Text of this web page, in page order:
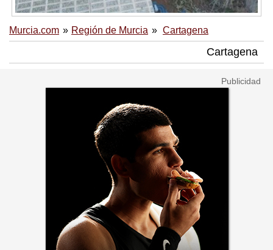
Murcia.com Región de Murcia Cartagena
Cartagena